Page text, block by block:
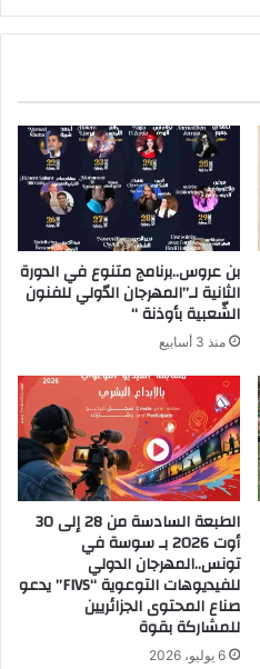
بن عروس..برنامج متنوع في الدورة
الثانية لـ”المهرجان الدّولي للفنون
الشّعبية بأوذنة “
منذ 3 أسابيع
الطبعة السادسة من 28 إلى 30
أوت 2026 بـ سوسة في
تونس..المهرجان الدولي
للفيديوهات التوعوية “FIVS” يدعو
صناع المحتوى الجزائريين
للمشاركة بقوة
6 يوليو، 2026